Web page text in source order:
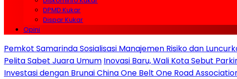
DPMD Kukar
Dispar Kukar
Opini
Pemkot Samarinda Sosialisasi Manajemen Risiko dan
Pelita Sabet Juara Umum Inovasi Baru, Wali Kota Sebut
Investasi dengan Brunai China One Belt One Road